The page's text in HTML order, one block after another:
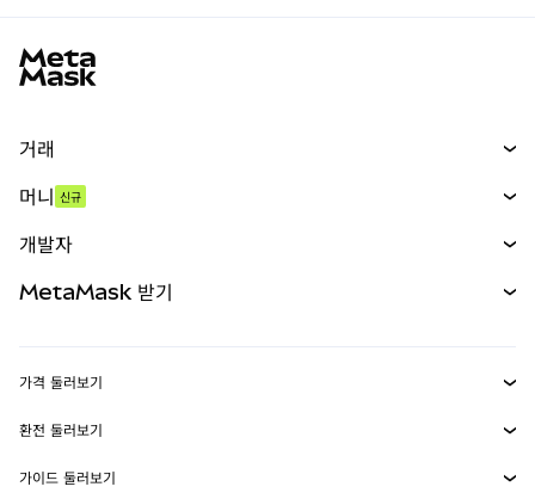
거래
무기한 선물
실물자산
머니 신규
개발자
MetaMask Connect
Snaps
MetaMask 받기
보안
가격 둘러보기
이더리움 가격
솔라나 가격
환전 둘러보기
ETH를 USD로 환전
가이드 둘러보기